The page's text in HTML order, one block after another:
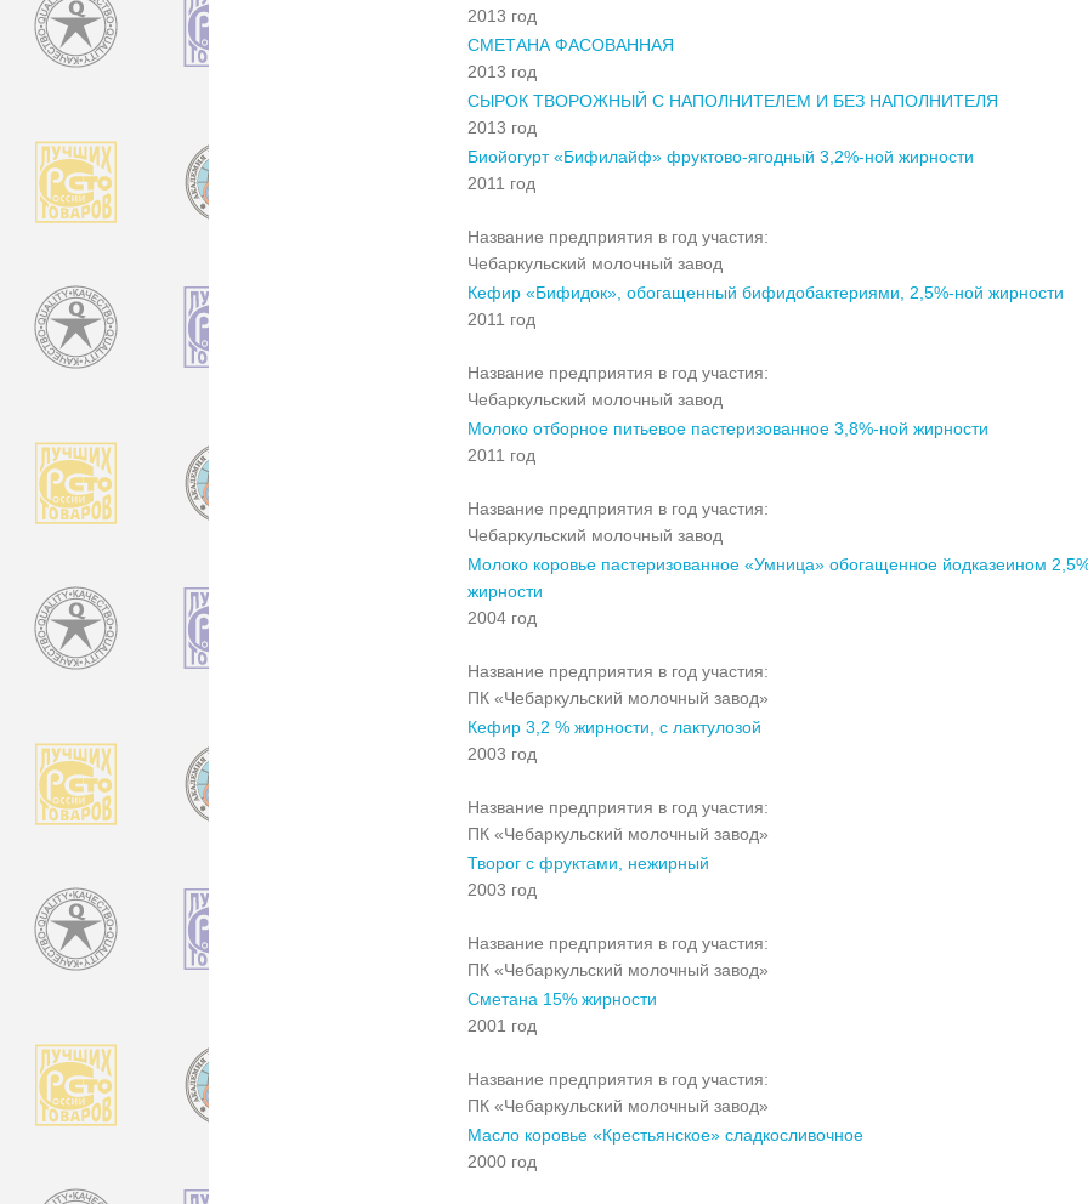
2013 год
СМЕТАНА ФАСОВАННАЯ
2013 год
СЫРОК ТВОРОЖНЫЙ С НАПОЛНИТЕЛЕМ И БЕЗ НАПОЛНИТЕЛЯ
2013 год
Биойогурт «Бифилайф» фруктово-ягодный 3,2%-ной жирности
2011 год
Название предприятия в год участия:
Чебаркульский молочный завод
Кефир «Бифидок», обогащенный бифидобактериями, 2,5%-ной жирности
2011 год
Название предприятия в год участия:
Чебаркульский молочный завод
Молоко отборное питьевое пастеризованное 3,8%-ной жирности
2011 год
Название предприятия в год участия:
Чебаркульский молочный завод
Молоко коровье пастеризованное «Умница» обогащенное йодказеином
жирности
2004 год
Название предприятия в год участия:
ПК «Чебаркульский молочный завод»
Кефир 3,2 % жирности, с лактулозой
2003 год
Название предприятия в год участия:
ПК «Чебаркульский молочный завод»
Творог с фруктами, нежирный
2003 год
Название предприятия в год участия:
ПК «Чебаркульский молочный завод»
Сметана 15% жирности
2001 год
Название предприятия в год участия:
ПК «Чебаркульский молочный завод»
Масло коровье «Крестьянское» сладкосливочное
2000 год